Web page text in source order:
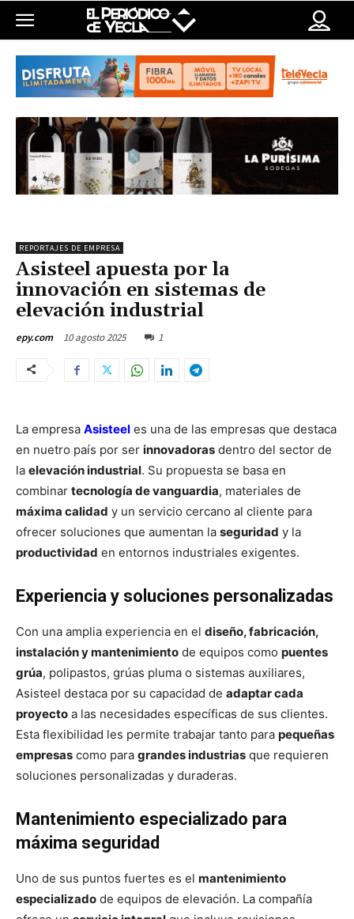
REPORTAJES DE EMPRESA
Asisteel apuesta por la
innovación en sistemas de
elevación industrial
epy.com 10 agosto 2025 1
La empresa Asisteel es una de las empresas que destaca
en nuetro país por ser innovadoras dentro del sector de
la elevación industrial. Su propuesta se basa en
combinar tecnología de vanguardia, materiales de
máxima calidad y un servicio cercano al cliente para
ofrecer soluciones que aumentan la seguridad y la
productividad en entornos industriales exigentes.
Experiencia y soluciones personalizadas
Con una amplia experiencia en el diseño, fabricación,
instalación y mantenimiento de equipos como puentes
grúa, polipastos, grúas pluma o sistemas auxiliares,
Asisteel destaca por su capacidad de adaptar cada
proyecto a las necesidades específicas de sus clientes.
Esta flexibilidad les permite trabajar tanto para pequeñas
empresas como para grandes industrias que requieren
soluciones personalizadas y duraderas.
Mantenimiento especializado para
máxima seguridad
Uno de sus puntos fuertes es el mantenimiento
especializado de equipos de elevación. La compañía